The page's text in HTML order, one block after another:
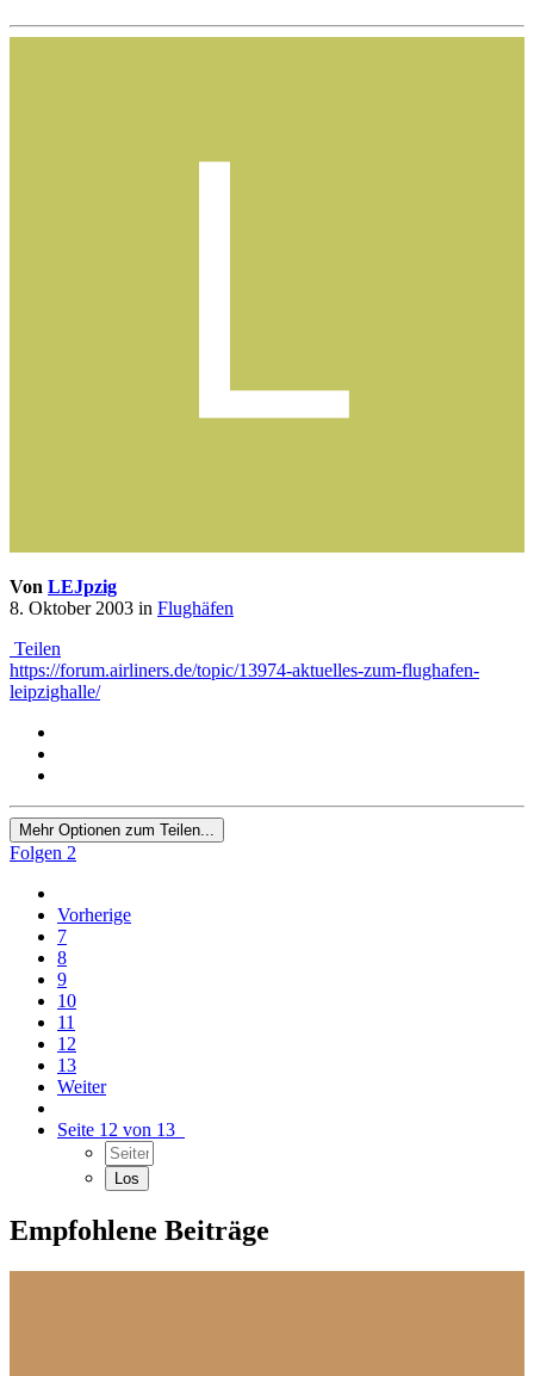
Von LEJpzig
8. Oktober 2003 in Flughäfen
Teilen
https://forum.airliners.de/topic/13974-aktuelles-zum-flughafen-
leipzighalle/
Mehr Optionen zum Teilen...
Folgen 2
Vorherige
7
8
9
10
11
12
13
Weiter
Seite 12 von 13
Empfohlene Beiträge